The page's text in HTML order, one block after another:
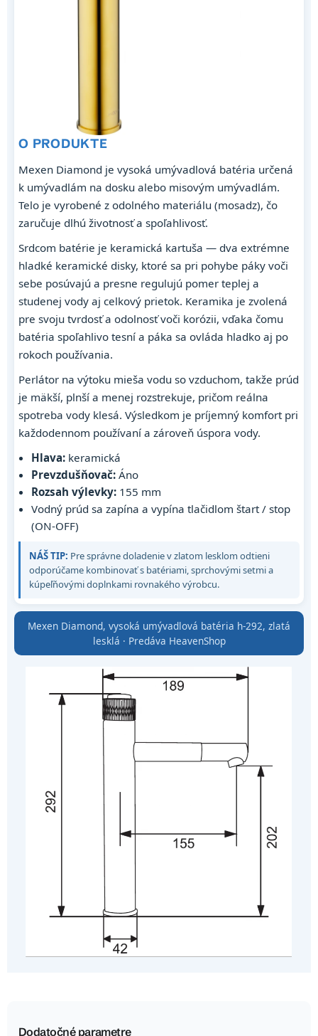
O PRODUKTE
Mexen Diamond je vysoká umývadlová batéria určená
k umývadlám na dosku alebo misovým umývadlám.
Telo je vyrobené z odolného materiálu (mosadz), čo
zaručuje dlhú životnosť a spoľahlivosť.
Srdcom batérie je keramická kartuša — dva extrémne
hladké keramické disky, ktoré sa pri pohybe páky voči
sebe posúvajú a presne regulujú pomer teplej a
studenej vody aj celkový prietok. Keramika je zvolená
pre svoju tvrdosť a odolnosť voči korózii, vďaka čomu
batéria spoľahlivo tesní a páka sa ovláda hladko aj po
rokoch používania.
Perlátor na výtoku mieša vodu so vzduchom, takže prúd
je mäkší, plnší a menej rozstrekuje, pričom reálna
spotreba vody klesá. Výsledkom je príjemný komfort pri
každodennom používaní a zároveň úspora vody.
Hlava: keramická
Prevzdušňovač: Áno
Rozsah výlevky: 155 mm
Vodný prúd sa zapína a vypína tlačidlom štart / stop
(ON-OFF)
NÁŠ TIP: Pre správne doladenie v zlatom lesklom odtieni
odporúčame kombinovať s batériami, sprchovými setmi a
kúpeľňovými doplnkami rovnakého výrobcu.
Mexen Diamond, vysoká umývadlová batéria h-292, zlatá
lesklá · Predáva HeavenShop
Dodatočné parametre